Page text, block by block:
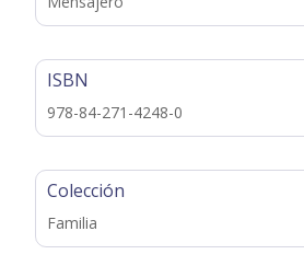
ISBN
978-84-271-4248-0
Colección
Familia